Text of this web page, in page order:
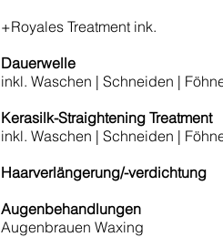
+Royales Treatment ink.
Dauerwelle
inkl. Waschen | Schneiden |
Kerasilk-Straightening Treatment
inkl. Waschen | Schneiden |
Haarverlängerung/-verdichtung
Augenbehandlungen
Augenbrauen Waxing